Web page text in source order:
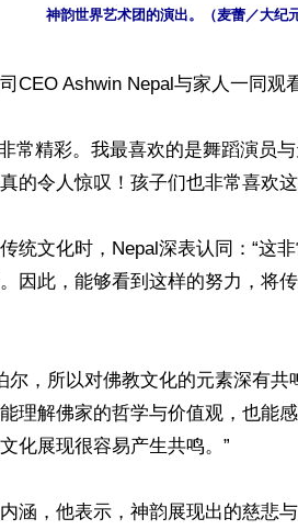
神韵世界艺术团的演出。（麦蕾／大纪元
CEO Ashwin Nepal与家人一同观
常精彩。我最喜欢的是舞蹈演员
的令人惊叹！孩子们也非常喜欢
统文化时，Nepal深表认同：“这
因此，能够看到这样的努力，将
尔，所以对佛教文化的元素深有共
理解佛家的哲学与价值观，也能
化展现很容易产生共鸣。”
涵，他表示，神韵展现出的慈悲